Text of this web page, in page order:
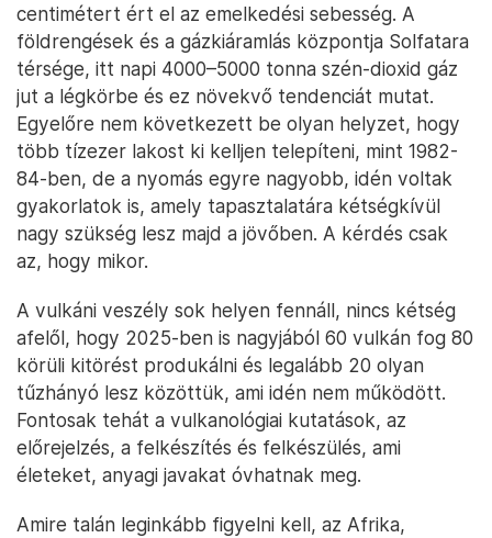
centimétert ért el az emelkedési sebesség. A
földrengések és a gázkiáramlás központja Solfatara
térsége, itt napi 4000–5000 tonna szén-dioxid gáz
jut a légkörbe és ez növekvő tendenciát mutat.
Egyelőre nem következett be olyan helyzet, hogy
több tízezer lakost ki kelljen telepíteni, mint 1982-
84-ben, de a nyomás egyre nagyobb, idén voltak
gyakorlatok is, amely tapasztalatára kétségkívül
nagy szükség lesz majd a jövőben. A kérdés csak
az, hogy mikor.
A vulkáni veszély sok helyen fennáll, nincs kétség
afelől, hogy 2025-ben is nagyjából 60 vulkán fog 80
körüli kitörést produkálni és legalább 20 olyan
tűzhányó lesz közöttük, ami idén nem működött.
Fontosak tehát a vulkanológiai kutatások, az
előrejelzés, a felkészítés és felkészülés, ami
életeket, anyagi javakat óvhatnak meg.
Amire talán leginkább figyelni kell, az Afrika,